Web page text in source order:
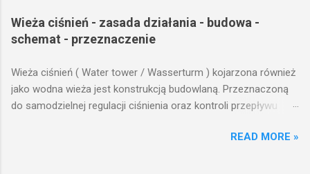
Wieża ciśnień - zasada działania - budowa -
schemat - przeznaczenie
Wieża ciśnień ( Water tower / Wasserturm ) kojarzona również
jako wodna wieża jest konstrukcją budowlaną. Przeznaczoną
do samodzielnej regulacji ciśnienia oraz kontroli przepływu
na którym została wzniesiona. Wieża ciśnień jest obiektem
READ MORE »